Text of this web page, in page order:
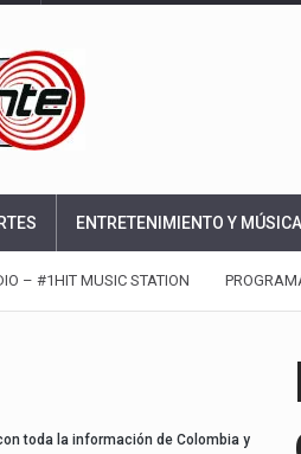
ENTRETENIMIENTO Y MÚSICA
– #1HIT MUSIC STATION
toda la información de Colombia y